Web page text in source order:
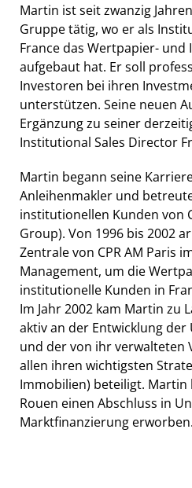
Martin ist seit zwanzig
Gruppe tätig, wo er als
France das Wertpapier-
aufgebaut hat. Er soll
Investoren bei ihren
unterstützen. Seine neuen
Ergänzung zu seiner
Institutional Sales Director
Martin begann seine
Anleihenmakler und
institutionellen Kunden von
Group). Von 1996 bis 2002
Zentrale von CPR AM Paris
Management, um die
institutionelle Kunden in
Im Jahr 2002 kam Martin zu
aktiv an der Entwicklung
und der von ihr verwalteten
allen ihren wichtigsten
Immobilien) beteiligt. Martin
Rouen einen Abschluss in
Marktfinanzierung erworben.